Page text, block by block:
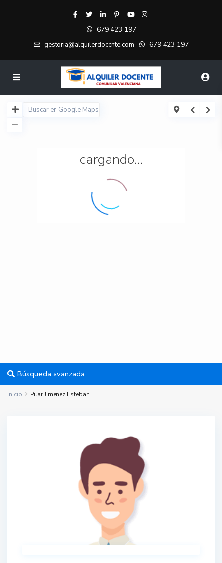
679 423 197
gestoria@alquilerdocente.com 679 423 197
cargando...
Búsqueda avanzada
Inicio Pilar Jimenez Esteban